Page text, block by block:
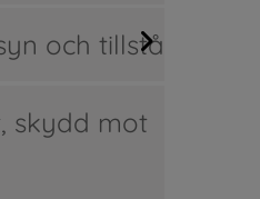
och tillstånd
skydd mot